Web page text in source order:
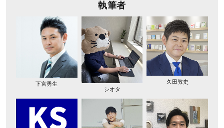
執筆者
下宮勇生
シオタ
久田敦史